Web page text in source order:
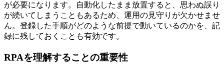
が必要になります。自動化したまま放置すると、思わぬ誤り
が続いてしまうこともあるため、運用の見守りが欠かせませ
ん。登録した手順がどのような前提で動いているのかを、記
録に残しておくことも有効です。
RPAを理解することの重要性